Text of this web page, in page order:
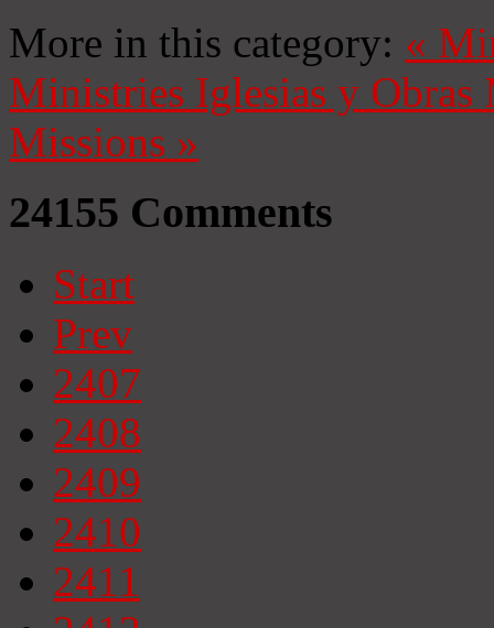
More in this category: «
Ministries Iglesias y Obras
Missions »
24155 Comments
Start
Prev
2407
2408
2409
2410
2411